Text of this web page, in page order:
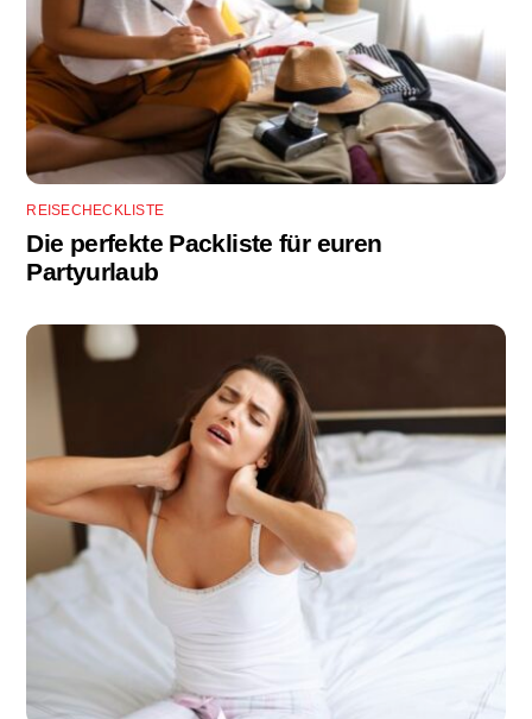
REISECHECKLISTE
Die perfekte Packliste für euren
Partyurlaub